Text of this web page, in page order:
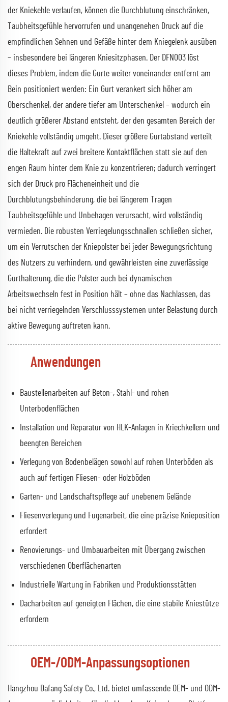
der Kniekehle verlaufen, können die Durchblutung einschränken,
Taubheitsgefühle hervorrufen und unangenehen Druck auf die
empfindlichen Sehnen und Gefäße hinter dem Kniegelenk ausüben
– insbesondere bei längeren Kniesitzphasen. Der DFN003 löst
dieses Problem, indem die Gurte weiter voneinander entfernt am
Bein positioniert werden: Ein Gurt verankert sich höher am
Oberschenkel, der andere tiefer am Unterschenkel – wodurch ein
deutlich größerer Abstand entsteht, der den gesamten Bereich der
Kniekehle vollständig umgeht. Dieser größere Gurtabstand verteilt
die Haltekraft auf zwei breitere Kontaktflächen statt sie auf den
engen Raum hinter dem Knie zu konzentrieren; dadurch verringert
sich der Druck pro Flächeneinheit und die
Durchblutungsbehinderung, die bei längerem Tragen
Taubheitsgefühle und Unbehagen verursacht, wird vollständig
vermieden. Die robusten Verriegelungsschnallen schließen sicher,
um ein Verrutschen der Kniepolster bei jeder Bewegungsrichtung
des Nutzers zu verhindern, und gewährleisten eine zuverlässige
Gurthalterung, die die Polster auch bei dynamischen
Arbeitswechseln fest in Position hält – ohne das Nachlassen, das
bei nicht verriegelnden Verschlusssystemen unter Belastung durch
aktive Bewegung auftreten kann.
Anwendungen
Baustellenarbeiten auf Beton-, Stahl- und rohen
Unterbodenflächen
Installation und Reparatur von HLK-Anlagen in Kriechkellern und
beengten Bereichen
Verlegung von Bodenbelägen sowohl auf rohen Unterböden als
auch auf fertigen Fliesen- oder Holzböden
Garten- und Landschaftspflege auf unebenem Gelände
Fliesenverlegung und Fugenarbeit, die eine präzise Knieposition
erfordert
Renovierungs- und Umbauarbeiten mit Übergang zwischen
verschiedenen Oberflächenarten
Industrielle Wartung in Fabriken und Produktionsstätten
Dacharbeiten auf geneigten Flächen, die eine stabile Kniestütze
erfordern
OEM-/ODM-Anpassungsoptionen
Hangzhou Dafang Safety Co., Ltd. bietet umfassende OEM- und ODM-